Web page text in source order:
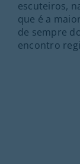
escuteiros,
que é a
de sempre
encontro